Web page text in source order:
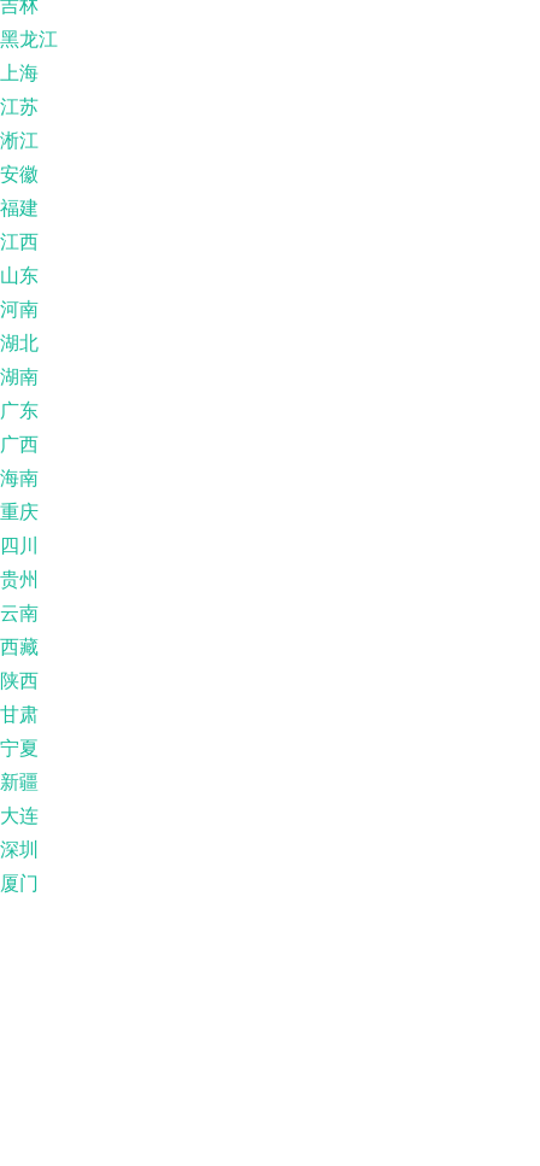
黑龙江
上海
江苏
淅江
安徽
福建
江西
山东
河南
湖北
湖南
广东
广西
海南
重庆
四川
贵州
云南
西藏
陕西
甘肃
宁夏
新疆
大连
深圳
厦门